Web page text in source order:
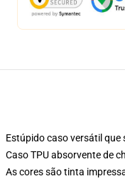
Estúpido caso versátil que
Caso TPU absorvente de
As cores são tinta